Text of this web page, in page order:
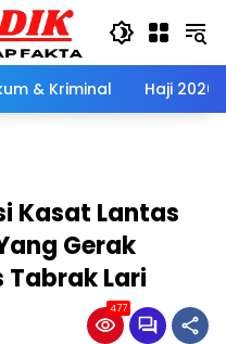
& Kriminal Haji 2026
Kasat Lantas
Gerak
Tabrak Lari
477